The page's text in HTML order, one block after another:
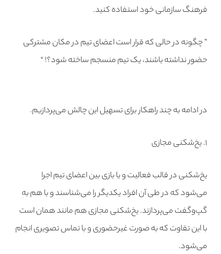
فرهنگ سازمانی خود استفاده کنید.
” چگونه در حالی که قرار است اعضای تیم در مکان مشترکی
حضور نداشته باشند، یک تیم منسجم ساخته شود؟! “
در ادامه به چند راهکار برای تسهیل این چالش می‌پردازیم.
۱. یخ‌شکنی مجازی
یخ‌شکنی در قالب فعالیت و یا بازی بین اعضای تیم اجرا
می‌شود که در طی آن افراد یکدیگر را می‌شناسند و با هم به
گپ‌وگفت می‌پردازند. یخ‌شکنی مجازی هم مانند همان است
با این تفاوت که به صورت غیرحضوری و با تماس تصویری انجام
می‌شود.